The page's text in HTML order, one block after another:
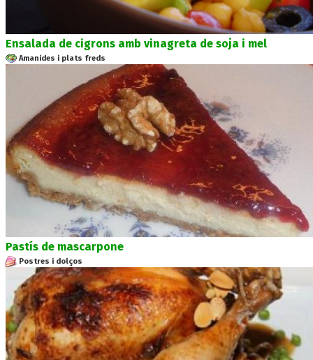
Ensalada de cigrons amb vinagreta de soja i mel
Amanides i plats freds
Pastís de mascarpone
Postres i dolços